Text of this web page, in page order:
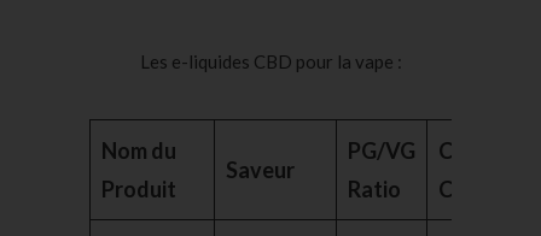
Les e-liquides CBD pour la vape :
Nom du
Produit
Saveur
PG/VG
Ratio
Clés